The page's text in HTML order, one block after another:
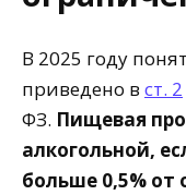
В 2025 году
приведено в ст. 2
ФЗ. Пищевая
алкогольной,
больше 0,5% от